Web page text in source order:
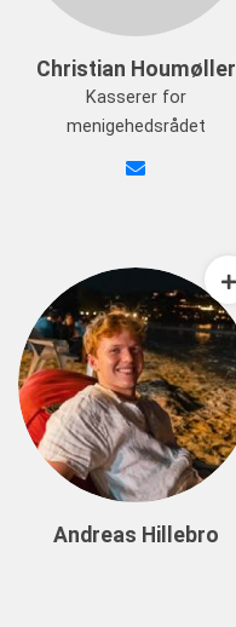
Christian Houmøller
Kasserer for
menigehedsrådet
Andreas Hillebro